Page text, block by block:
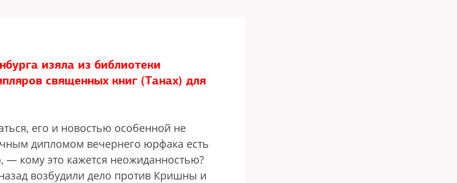
изяла из библиотеки
священных книг (Танах) для
его и новостью особенной не
дипломом вечернего юрфака есть
— кому это кажется неожиданностью?
возбудили дело против Кришны и